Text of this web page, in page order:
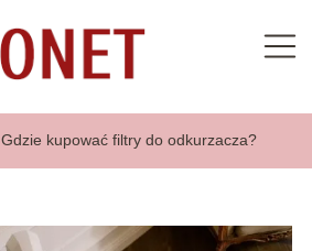
Gdzie kupować filtry do odkurzacza?